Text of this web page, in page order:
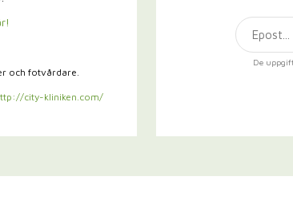
och fotvårdare.
city-kliniken.com/
De